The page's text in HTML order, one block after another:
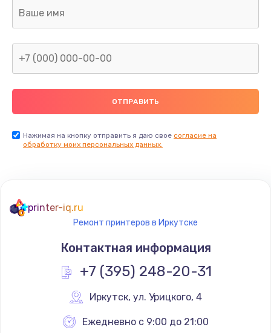
Замена аудио разъема телефона
1330 руб.
Заказать
Замена корпуса телефона
448 руб.
Заказать
Замена камеры телефона
Нажимая на кнопку отправить я даю свое согласие на
обработку моих персональных данных.
printer-iq.ru
Ремонт принтеров в Иркутске
Контактная информация
+7 (395) 248-20-31
Иркутск, ул. Урицкого, 4
Ежедневно с 9:00 до 21:00